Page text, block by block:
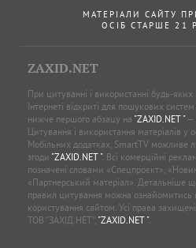
МАТЕРІАЛИ САЙТУ
ОСІБ СТАРШЕ 21
ZAXID.NET
При цитуванні і використанні будь-яких
Інтернеті відкриті для пошукових
нижче першого абзацу на "ZAXID.NET "—
Цитування і використання матеріалів у
Мобільних додатках, SmartTV можливе
згоди "ZAXID.NET ". Всі комерційні
позначені словами «Спецпроєкт»,
«Партнерський матеріал». Детальніше
правил цитування можна ознайомитись
користування сайтом. Усі права
ТОВ “ЗАХІД.НЕТ”, "ZAXID.NET ".